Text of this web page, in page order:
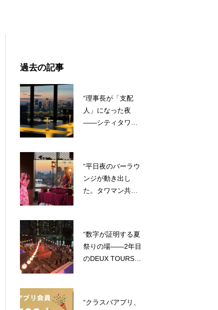
過去の記事
“理事長が「支配
人」になった夜
——シティタワー
れる装置の作り方”
“平日夜のバーラウ
ンジが動き出し
た。タワマン共用
“数字が証明する夏
祭りの場——2年目
のDEUX TOURS盆
“クラスバアプリ、